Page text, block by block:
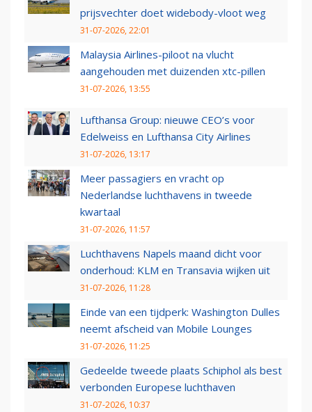
prijsvechter doet widebody-vloot weg
31-07-2026, 22:01
Malaysia Airlines-piloot na vlucht
aangehouden met duizenden xtc-pillen
31-07-2026, 13:55
Lufthansa Group: nieuwe CEO’s voor
Edelweiss en Lufthansa City Airlines
31-07-2026, 13:17
Meer passagiers en vracht op
Nederlandse luchthavens in tweede
kwartaal
31-07-2026, 11:57
Luchthavens Napels maand dicht voor
onderhoud: KLM en Transavia wijken uit
31-07-2026, 11:28
Einde van een tijdperk: Washington Dulles
neemt afscheid van Mobile Lounges
31-07-2026, 11:25
Gedeelde tweede plaats Schiphol als best
verbonden Europese luchthaven
31-07-2026, 10:37